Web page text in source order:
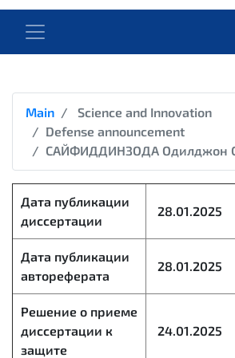
Main
Science and Innovation
Defense announcement
САЙФИДДИНЗОДА Одилджон
Дата публикации
диссертации
28.01.2025
Дата публикации
автореферата
28.01.2025
Решение о приеме
диссертации к
защите
24.01.2025